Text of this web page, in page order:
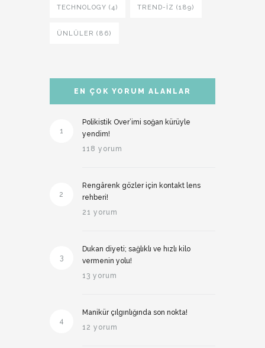
TECHNOLOGY (4) TREND-IZ (189)
ÜNLÜLER (86)
EN ÇOK YORUM ALANLAR
1
Polikistik Over’imi soğan kürüyle
yendim!
118 yorum
2
Rengârenk gözler için kontakt lens
rehberi!
21 yorum
3
Dukan diyeti; sağlıklı ve hızlı kilo
vermenin yolu!
13 yorum
4
Manikür çılgınlığında son nokta!
12 yorum